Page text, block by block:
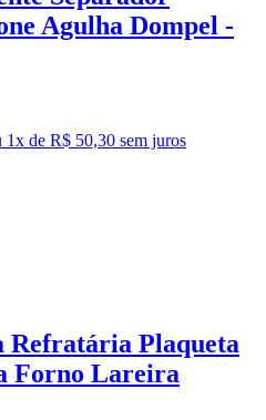
Agulha Dompel -
1x de R$ 50,30 sem juros
Refratária Plaqueta
Forno Lareira